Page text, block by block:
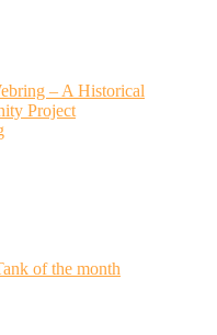
– A Historical
Project
of the month